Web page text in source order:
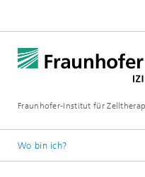
Fraunhofer-Institut für
Wo bin ich?